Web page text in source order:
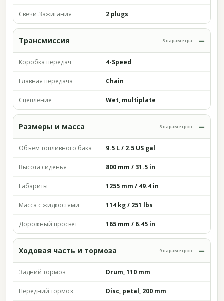
Свечи Зажигания 2 plugs
Трансмиссия 3 параметра
Коробка передач 4-Speed
Главная передача Chain
Сцепление Wet, multiplate
Размеры и масса 5 параметров
Объём топливного бака 9.5 L / 2.5 US gal
Высота сиденья 800 mm / 31.5 in
Габариты 1255 mm / 49.4 in
Масса с жидкостями 114 kg / 251 lbs
Дорожный просвет 165 mm / 6.45 in
Ходовая часть и тормоза 9 параметров
Задний тормоз Drum, 110 mm
Передний тормоз Disc, petal, 200 mm